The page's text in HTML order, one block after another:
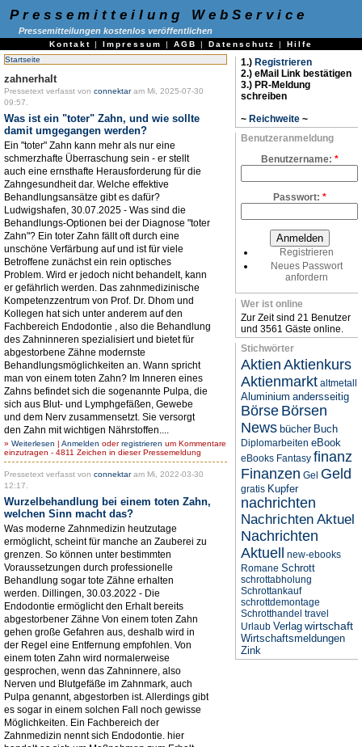
Pressemitteilung WebService
Pressemitteilungen kostenlos veröffentlichen
Kontakt | Impressum | AGB | Datenschutz | Hilfe
Startseite
zahnerhalt
Pressetext verfasst von connektaram Mi, 2025-07-30
09:57.
Was ist ein "toter" Zahn, und wie sollte
damit umgegangen werden?
Ein "toter" Zahn kann mehr als nur eine
schmerzhafte Überraschung sein - er stellt
auch eine ernsthafte Herausforderung für die
Zahngesundheit dar. Welche effektive
Behandlungsansätze gibt es dafür?
Ludwigshafen, 30.07.2025 - Was sind die
Behandlungs-Optionen bei der Diagnose "toter
Zahn"? Ein toter Zahn fällt oft durch eine
unschöne Verfärbung auf und ist für viele
Betroffene zunächst ein rein optisches
Problem. Wird er jedoch nicht behandelt, kann
er gefährlich werden. Das zahnmedizinische
Kompetenzzentrum von Prof. Dr. Dhom und
Kollegen hat sich unter anderem auf den
Fachbereich Endodontie , also die Behandlung
des Zahninneren spezialisiert und bietet für
abgestorbene Zähne modernste
Behandlungsmöglichkeiten an. Wann spricht
man von einem toten Zahn? Im Inneren eines
Zahns befindet sich die sogenannte Pulpa, die
sich aus Blut- und Lymphgefäßen, Gewebe
und dem Nerv zusammensetzt. Sie versorgt
den Zahn mit wichtigen Nährstoffen....
» Weiterlesen | Anmelden oderregistrieren um Kommentare
einzutragen - 4811 Zeichen in dieser Pressemeldung
Pressetext verfasst von connektaram Mi, 2022-03-30
12:17.
Wurzelbehandlung bei einem toten Zahn,
welchen Sinn macht das?
Was moderne Zahnmedizin heutzutage
ermöglicht, scheint für manche an Zauberei zu
grenzen. So können unter bestimmten
Voraussetzungen durch professionelle
Behandlung sogar tote Zähne erhalten
werden. Dillingen, 30.03.2022 - Die
Endodontie ermöglicht den Erhalt bereits
abgestorbener Zähne Von einem toten Zahn
gehen große Gefahren aus, deshalb wird in
der Regel eine Entfernung empfohlen. Von
einem toten Zahn wird normalerweise
gesprochen, wenn das Zahninnere, also
Nerven und Blutgefäße im Zahnmark, auch
Pulpa genannt, abgestorben ist. Allerdings gibt
es sogar in einem solchen Fall noch gewisse
Möglichkeiten. Ein Fachbereich der
Zahnmedizin nennt sich Endodontie. hier
1.) Registrieren
2.) eMail Link bestätigen
3.) PR-Meldung
schreiben
~ Reichweite ~
Benutzeranmeldung
Benutzername: *
Passwort: *
Registrieren
Neues Passwort
anfordern
Wer ist online
Zur Zeit sind 21 Benutzer
und 3561 Gäste online.
Stichwörter
Aktien Aktienkurs
Aktienmarkt altmetall
Aluminium andersseitig
Börse Börsen
News bücher Buch
Diplomarbeiten eBook
eBooks Fantasy finanz
Finanzen Gel Geld
gratis Kupfer
nachrichten
Nachrichten Aktuel
Nachrichten
Aktuell
new-ebooks
Romane Schrott
schrottabholung
Schrottankauf
schrottdemontage
Schrotthandel travel
Urlaub Verlag wirtschaft
Wirtschaftsmeldungen
Zink